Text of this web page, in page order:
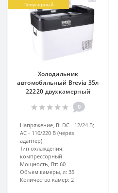
Популярный
Холодильник
автомобильный Brevia 35л
22220 двухкамерный
0
Напряжение, В: DC - 12/24 В;
AC - 110/220 В (через
адаптер)
Тип охлаждения:
компрессорный
Мощность, Вт: 60
Объем камеры, л: 35
Количество камер: 2